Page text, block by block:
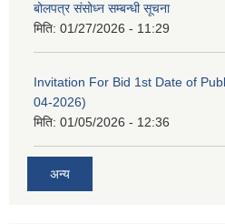
बोलपत्र संसोध्न सम्बन्धी सूचना
मिति: 01/27/2026 - 11:29
Invitation For Bid 1st Date of
04-2026)
मिति: 01/05/2026 - 12:36
अन्य